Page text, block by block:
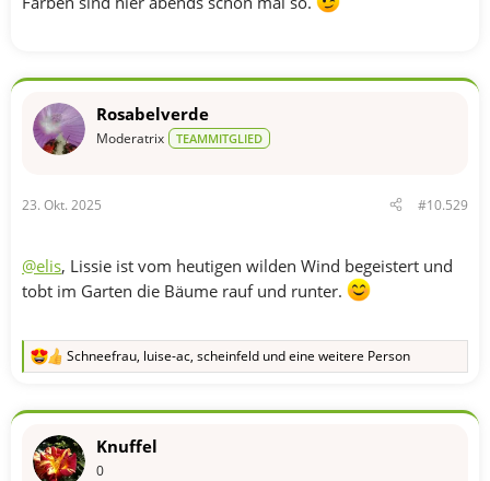
Rosabelverde
Moderatrix TEAMMITGLIED
23. Okt. 2025 #10.529
@elis, Lissie ist vom heutigen wilden Wind begeistert und
tobt im Garten die Bäume rauf und runter.
R
k
o
Schneefrau, luise-ac, scheinfeld und eine weitere Person
Knuffel
0